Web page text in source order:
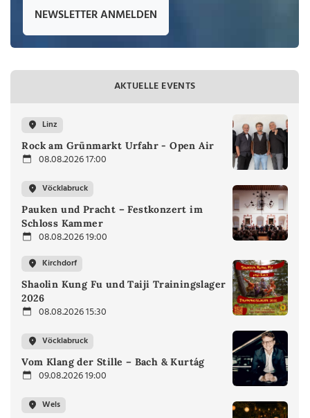
NEWSLETTER ANMELDEN
AKTUELLE EVENTS
Linz
Rock am Grünmarkt Urfahr - Open Air
08.08.2026 17:00
Vöcklabruck
Pauken und Pracht – Festkonzert im
Schloss Kammer
08.08.2026 19:00
Kirchdorf
Shaolin Kung Fu und Taiji Trainingslager
2026
08.08.2026 15:30
Vöcklabruck
Vom Klang der Stille – Bach & Kurtág
09.08.2026 19:00
Wels